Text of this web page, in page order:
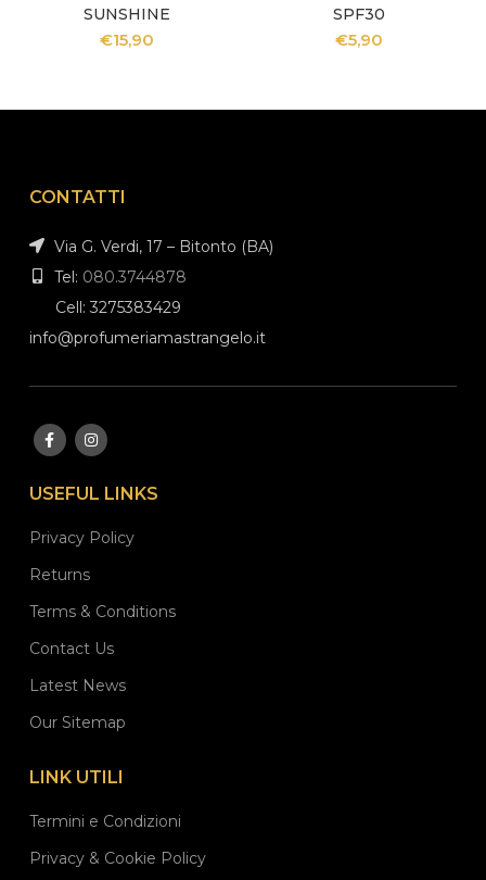
SUNSHINE
€15,90
SPF30
€5,90
CONTATTI
Via G. Verdi, 17 – Bitonto (BA)
Tel: 080.3744878
Cell: 3275383429
info@profumeriamastrangelo.it
USEFUL LINKS
Privacy Policy
Returns
Terms & Conditions
Contact Us
Latest News
Our Sitemap
LINK UTILI
Termini e Condizioni
Privacy & Cookie Policy